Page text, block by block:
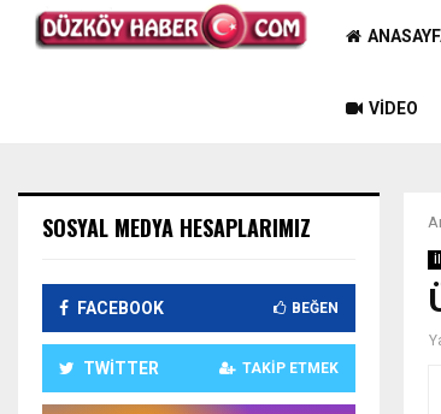
VIDEO
SOSYAL MEDYA HESAPLARIMIZ
FACEBOOK BEĞEN
TWITTER TAKIP ETMEK